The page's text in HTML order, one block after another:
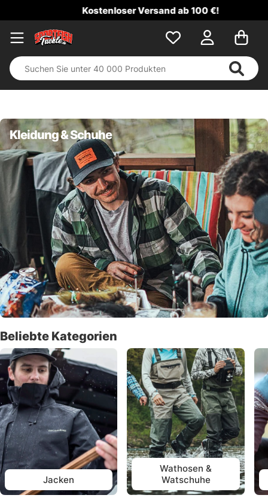
Kostenloser Versand ab 100 €!
Kleidung & Schuhe
Beliebte Kategorien
Jacken
Wathosen &
Watschuhe